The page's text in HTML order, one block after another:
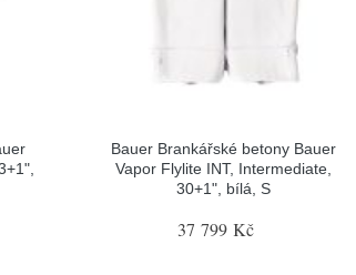
Bauer Brankářské betony Bauer
Vapor Flylite INT, Intermediate,
30+1", bílá, S
37 799 Kč